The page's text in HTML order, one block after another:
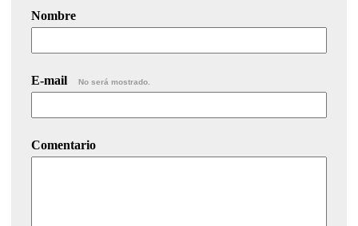
Nombre
E-mail No será mostrado.
Comentario